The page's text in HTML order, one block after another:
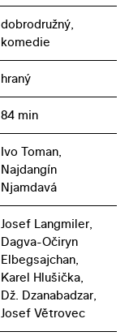
dobrodružný,
komedie
hraný
84 min
Ivo Toman,
Najdangín
Njamdavá
Josef Langmiler,
Dagva-Očiryn
Elbegsajchan,
Karel Hlušička,
Dž. Dzanabadzar,
Josef Větrovec